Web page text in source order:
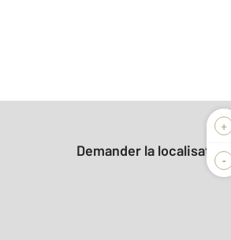
+
-
Demander la localisation